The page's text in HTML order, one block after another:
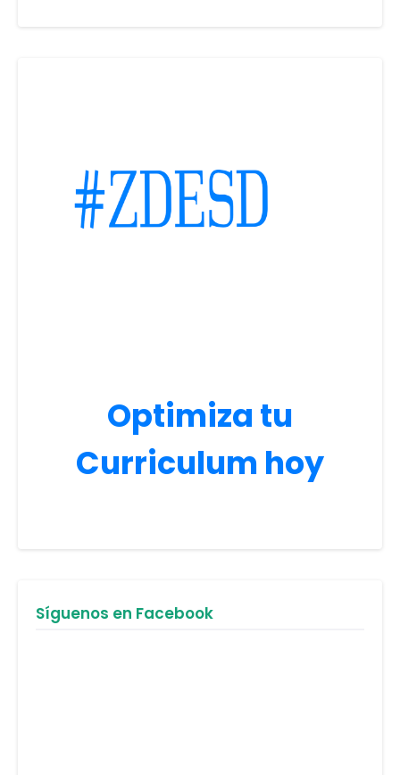
Optimiza tu
Curriculum hoy
Síguenos en Facebook